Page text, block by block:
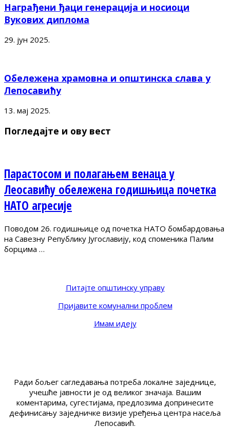
Награђени ђаци генерација и носиоци
Вукових диплома
29. јун 2025.
Обележена храмовна и општинска слава у
Лепосавићу
13. мај 2025.
Погледајте и ову вест
Парастосом и полагањем венаца у
Леосавићу обележена годишњица почетка
НАТО агресије
Поводом 26. годишњице од почетка НАТО бомбардовања
на Савезну Републику Југославију, код споменика Палим
борцима …
Питајте општинску управу
Пријавите комунални проблем
Имам идеју
Ради бољег сагледавања потреба локалне заједнице,
учешће јавности је од великог значаја. Вашим
коментарима, сугестијама, предлозима допринесите
дефинисању заједничке визије уређења центра насеља
Лепосавић.